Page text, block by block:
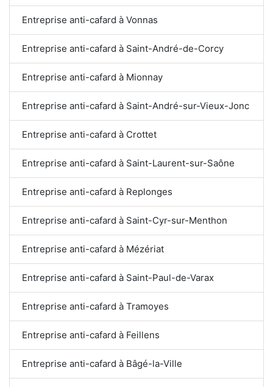
Entreprise anti-cafard à Vonnas
Entreprise anti-cafard à Saint-André-de-Corcy
Entreprise anti-cafard à Mionnay
Entreprise anti-cafard à Saint-André-sur-Vieux-Jonc
Entreprise anti-cafard à Crottet
Entreprise anti-cafard à Saint-Laurent-sur-Saône
Entreprise anti-cafard à Replonges
Entreprise anti-cafard à Saint-Cyr-sur-Menthon
Entreprise anti-cafard à Mézériat
Entreprise anti-cafard à Saint-Paul-de-Varax
Entreprise anti-cafard à Tramoyes
Entreprise anti-cafard à Feillens
Entreprise anti-cafard à Bâgé-la-Ville